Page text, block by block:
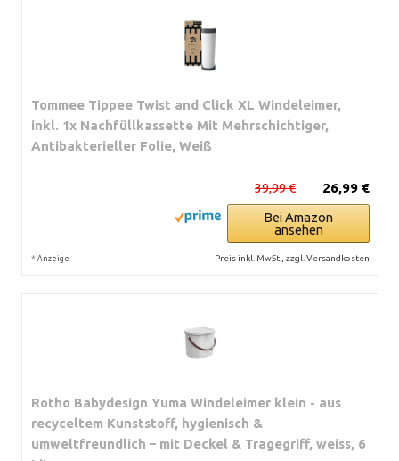
Tommee Tippee Twist and Click XL Windeleimer,
inkl. 1x Nachfüllkassette Mit Mehrschichtiger,
Antibakterieller Folie, Weiß
26,99 €
39,99 €
Bei Amazon
ansehen
* Anzeige Preis inkl. MwSt., zzgl. Versandkosten
Rotho Babydesign Yuma Windeleimer klein - aus
recyceltem Kunststoff, hygienisch &
umweltfreundlich – mit Deckel & Tragegriff, weiss, 6